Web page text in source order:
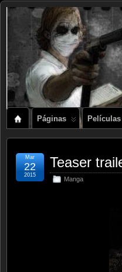
Páginas Películas
Teaser
Manga
Mar
22
2015